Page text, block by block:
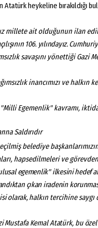
heykeline bırakıldığı
millete ait olduğunun ilan
106. yılındayız.
savaşını yönettiği Gazi
inancımızı ve
Egemenlik" kavramı,
Saldırıdır
belediye
hapsedilmeleri ve görevden
egemenlik" ilkesini hedef
çıkan iradenin
olarak,halkın tercihine
Mustafa KemalAtatürk, bu özel